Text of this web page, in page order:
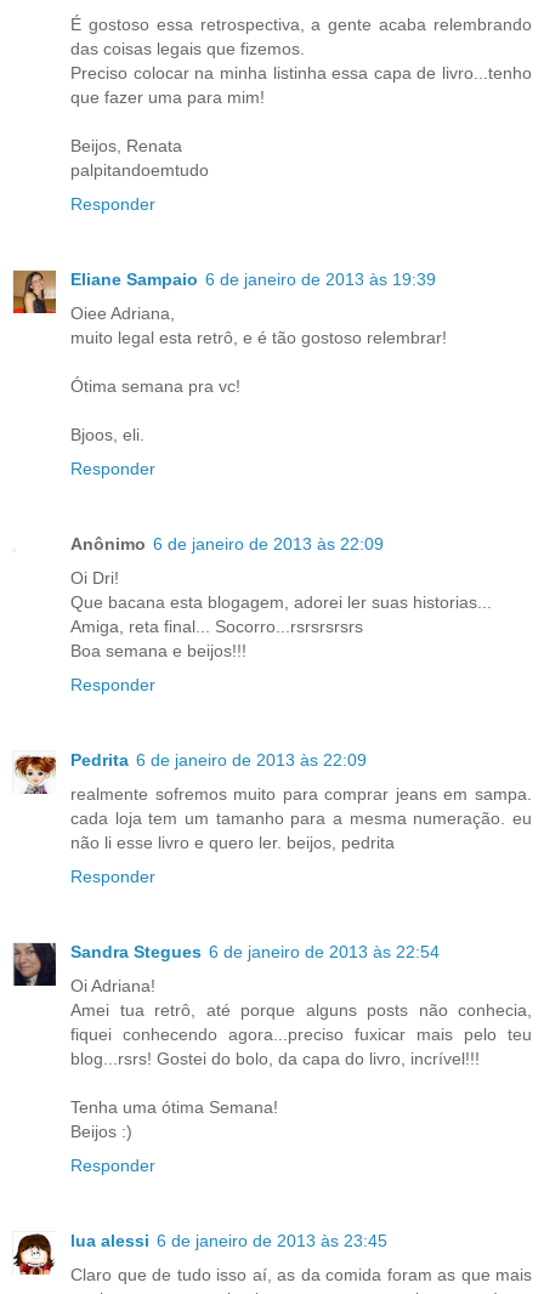
É gostoso essa retrospectiva, a gente acaba relembrando
das coisas legais que fizemos.
Preciso colocar na minha listinha essa capa de livro...tenho
que fazer uma para mim!
Beijos, Renata
palpitandoemtudo
Responder
Eliane Sampaio 6 de janeiro de 2013 às 19:39
Oiee Adriana,
muito legal esta retrô, e é tão gostoso relembrar!
Ótima semana pra vc!
Bjoos, eli.
Responder
Anônimo 6 de janeiro de 2013 às 22:09
Oi Dri!
Que bacana esta blogagem, adorei ler suas historias...
Amiga, reta final... Socorro...rsrsrsrsrs
Boa semana e beijos!!!
Responder
Pedrita 6 de janeiro de 2013 às 22:09
realmente sofremos muito para comprar jeans em sampa.
cada loja tem um tamanho para a mesma numeração. eu
não li esse livro e quero ler. beijos, pedrita
Responder
Sandra Stegues 6 de janeiro de 2013 às 22:54
Oi Adriana!
Amei tua retrô, até porque alguns posts não conhecia,
fiquei conhecendo agora...preciso fuxicar mais pelo teu
blog...rsrs! Gostei do bolo, da capa do livro, incrível!!!
Tenha uma ótima Semana!
Beijos :)
Responder
lua alessi 6 de janeiro de 2013 às 23:45
Claro que de tudo isso aí, as da comida foram as que mais